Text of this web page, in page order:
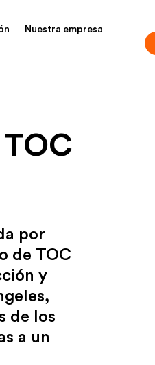
Nuestra empresa
por
de TOC
y
de los
a un